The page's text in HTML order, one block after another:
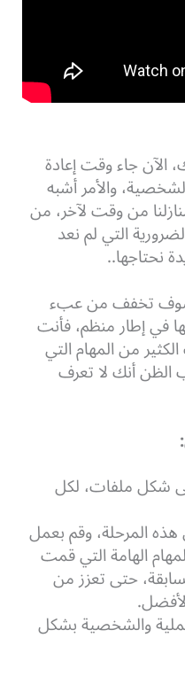
الآن جاء وقت إعادة
والأمر أشبه
من وقت لآخر، من
التي لم نعد
نحتاجها..
سوف تخفف من عبء
في إطار منظم، فأنت
من المهام التي
الظن أنك لا تعرف
شكل ملفات، لكل
المرحلة، وقم بعمل
الهامة التي قمت
حتى تعزز من
والشخصية بشكل